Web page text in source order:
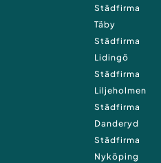
Städfirma
Täby
Städfirma
Lidingö
Städfirma
Liljeholmen
Städfirma
Danderyd
Städfirma
Nyköping